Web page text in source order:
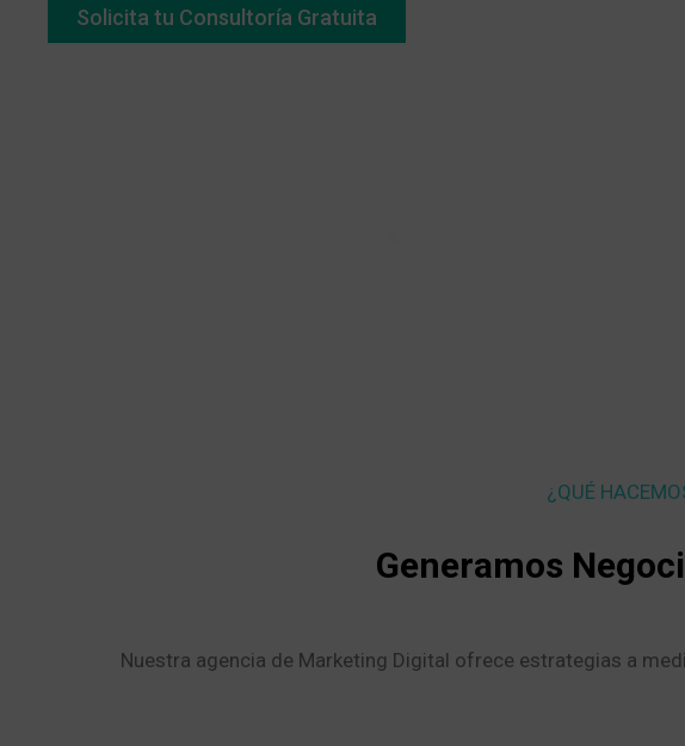
Solicita tu Consultoría Gratuita
¿QUÉ
Generamos
Nuestra agencia de Marketing Digital ofrece estrategias a